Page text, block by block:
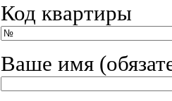
Код квартиры
Ваше имя